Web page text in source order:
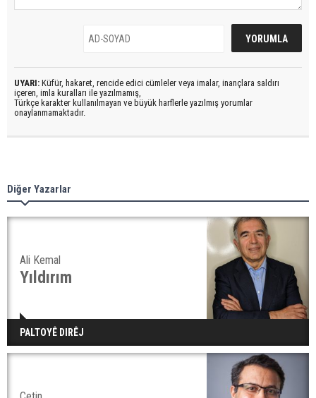
UYARI: Küfür, hakaret, rencide edici cümleler veya imalar, inançlara saldırı
içeren, imla kuralları ile yazılmamış,
Türkçe karakter kullanılmayan ve büyük harflerle yazılmış yorumlar
onaylanmamaktadır.
Diğer Yazarlar
Ali Kemal
Yıldırım
PALTOYÊ DIRÊJ